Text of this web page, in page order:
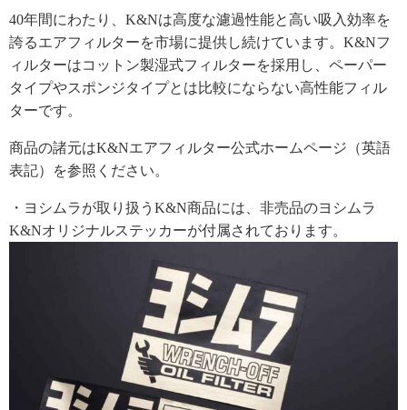
40年間にわたり、K&Nは高度な濾過性能と高い吸入効率を
誇るエアフィルターを市場に提供し続けています。K&Nフ
ィルターはコットン製湿式フィルターを採用し、ペーパー
タイプやスポンジタイプとは比較にならない高性能フィル
ターです。
商品の諸元はK&Nエアフィルター公式ホームページ（英語
表記）を参照ください。
・ヨシムラが取り扱うK&N商品には、非売品のヨシムラ
K&Nオリジナルステッカーが付属されております。